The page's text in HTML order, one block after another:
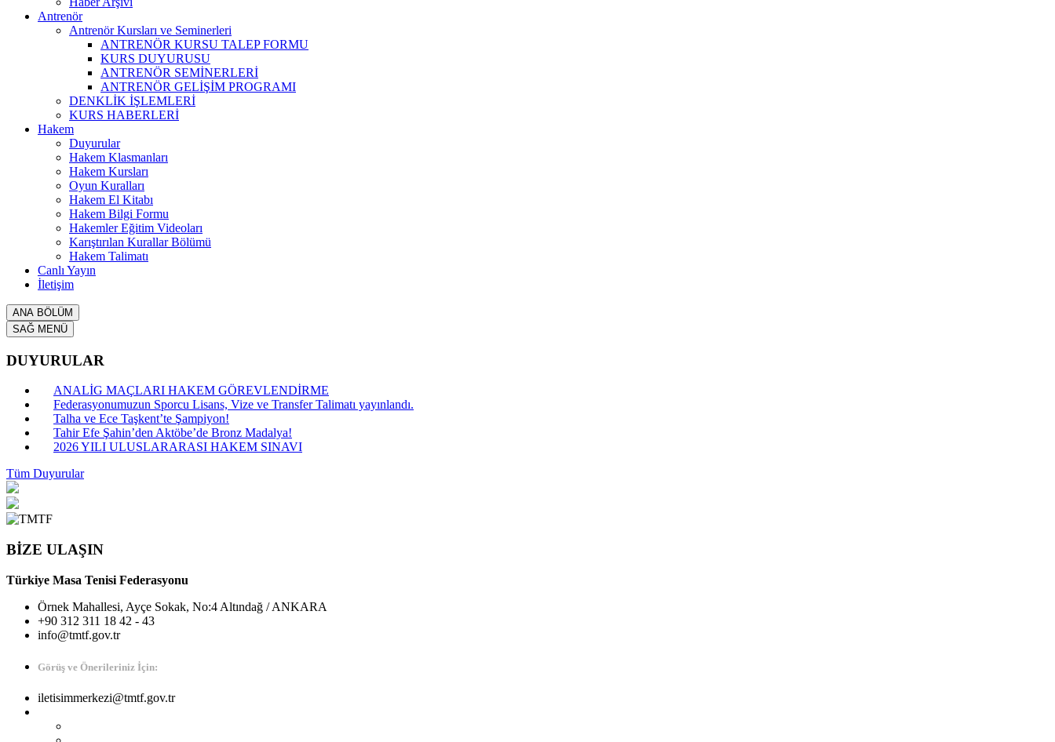
Antrenör
Antrenör Kursları ve Seminerleri
ANTRENÖR KURSU TALEP FORMU
KURS DUYURUSU
ANTRENÖR SEMİNERLERİ
ANTRENÖR GELİŞİM PROGRAMI
DENKLİK İŞLEMLERİ
KURS HABERLERİ
Hakem
Duyurular
Hakem Klasmanları
Hakem Kursları
Oyun Kuralları
Hakem El Kitabı
Hakem Bilgi Formu
Hakemler Eğitim Videoları
Karıştırılan Kurallar Bölümü
Hakem Talimatı
Canlı Yayın
İletişim
ANA BÖLÜM
SAĞ MENÜ
DUYURULAR
ANALİG MAÇLARI HAKEM GÖREVLENDİRME
Federasyonumuzun Sporcu Lisans, Vize ve Transfer Talimatı yayınlandı.
Talha ve Ece Taşkent’te Şampiyon!
Tahir Efe Şahin’den Aktöbe’de Bronz Madalya!
2026 YILI ULUSLARARASI HAKEM SINAVI
Tüm Duyurular
BİZE ULAŞIN
Türkiye Masa Tenisi Federasyonu
Örnek Mahallesi, Ayçe Sokak, No:4 Altındağ / ANKARA
+90 312 311 18 42 - 43
info@tmtf.gov.tr
Görüş ve Önerileriniz İçin:
iletisimmerkezi@tmtf.gov.tr